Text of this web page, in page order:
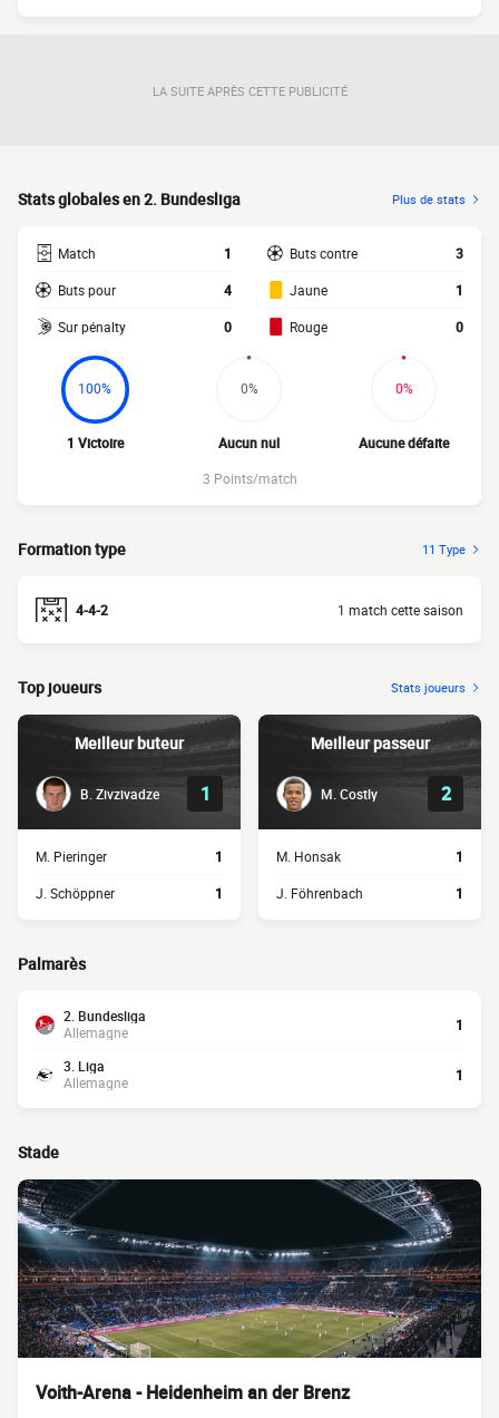
LA SUITE APRÈS CETTE PUBLICITÉ
Stats globales en 2. Bundesliga Plus de stats
Match 1
Buts pour 4
Sur pénalty 0
Buts contre 3
Jaune 1
Rouge 0
100%
1 Victoire
0%
Aucun nul
0%
Aucune défaite
3 Points/match
Formation type 11 Type
4-4-2 1 match cette saison
Top joueurs Stats joueurs
Meilleur buteur
B. Zivzivadze 1
M. Pieringer 1
J. Schöppner 1
Meilleur passeur
M. Costly 2
M. Honsak 1
J. Föhrenbach 1
Palmarès
2. Bundesliga
Allemagne
1
3. Liga
Allemagne
1
Stade
Voith-Arena - Heidenheim an der Brenz